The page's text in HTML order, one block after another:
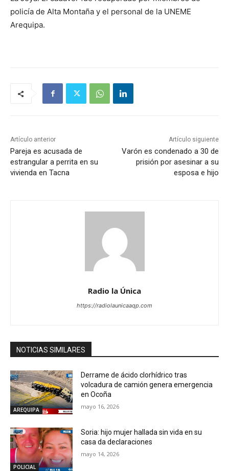
policía de Alta Montaña y el personal de la UNEME
Arequipa.
Artículo anterior
Pareja es acusada de
estrangular a perrita en su
vivienda en Tacna
Artículo siguiente
Varón es condenado a 30 de
prisión por asesinar a su
esposa e hijo
Radio la Única
https://radiolaunicaaqp.com
NOTICIAS SIMILARES
AREQUIPA
Derrame de ácido clorhídrico tras
volcadura de camión genera emergencia
en Ocoña
mayo 16, 2026
POLICIAL
Soria: hijo mujer hallada sin vida en su
casa da declaraciones
mayo 14, 2026